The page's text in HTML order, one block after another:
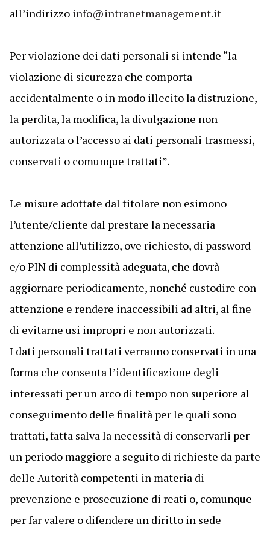
all’indirizzo info@intranetmanagement.it
Per violazione dei dati personali si intende “la
violazione di sicurezza che comporta
accidentalmente o in modo illecito la distruzione,
la perdita, la modifica, la divulgazione non
autorizzata o l’accesso ai dati personali trasmessi,
conservati o comunque trattati”.
Le misure adottate dal titolare non esimono
l’utente/cliente dal prestare la necessaria
attenzione all’utilizzo, ove richiesto, di password
e/o PIN di complessità adeguata, che dovrà
aggiornare periodicamente, nonché custodire con
attenzione e rendere inaccessibili ad altri, al fine
di evitarne usi impropri e non autorizzati.
I dati personali trattati verranno conservati in una
forma che consenta l’identificazione degli
interessati per un arco di tempo non superiore al
conseguimento delle finalità per le quali sono
trattati, fatta salva la necessità di conservarli per
un periodo maggiore a seguito di richieste da parte
delle Autorità competenti in materia di
prevenzione e prosecuzione di reati o, comunque
per far valere o difendere un diritto in sede